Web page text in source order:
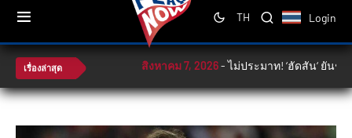
TH Login
เรื่องล่าสุด สิงหาคม 7, 2026-ไม่ประมาท! ‘ฮัดสัน‘ ยันช้าง